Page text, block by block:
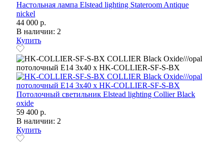
Настольная лампа Elstead lighting Stateroom Antique
nickel
44 000 р.
В наличии: 2
Купить
Потолочный светильник Elstead lighting Collier Black
oxide
59 400 р.
В наличии: 2
Купить